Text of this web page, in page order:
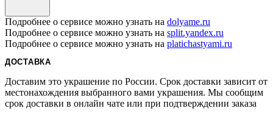
Подробнее о сервисе можно узнать на dolyame.ru
Подробнее о сервисе можно узнать на split.yandex.ru
Подробнее о сервисе можно узнать на platichastyami.ru
ДОСТАВКА
Доставим это украшение по России. Срок доставки зависит от
местонахождения выбранного вами украшения. Мы сообщим
срок доставки в онлайн чате или при подтверждении заказа